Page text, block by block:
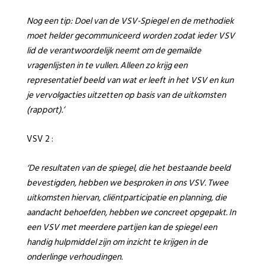
Nog een tip: Doel van de VSV-Spiegel en de methodiek
moet helder gecommuniceerd worden zodat ieder VSV
lid de verantwoordelijk neemt om de gemailde
vragenlijsten in te vullen. Alleen zo krijg een
representatief beeld van wat er leeft in het VSV en kun
je vervolgacties uitzetten op basis van de uitkomsten
(rapport).’
VSV 2 :
‘De resultaten van de spiegel, die het bestaande beeld
bevestigden, hebben we besproken in ons VSV. Twee
uitkomsten hiervan, cliëntparticipatie en planning, die
aandacht behoefden, hebben we concreet opgepakt. In
een VSV met meerdere partijen kan de spiegel een
handig hulpmiddel zijn om inzicht te krijgen in de
onderlinge verhoudingen.